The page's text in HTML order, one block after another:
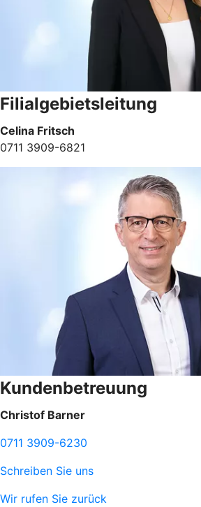
Filialgebietsleitung
Celina Fritsch
0711 3909-6821
Kundenbetreuung
Christof Barner
0711 3909-6230
Schreiben Sie uns
Wir rufen Sie zurück